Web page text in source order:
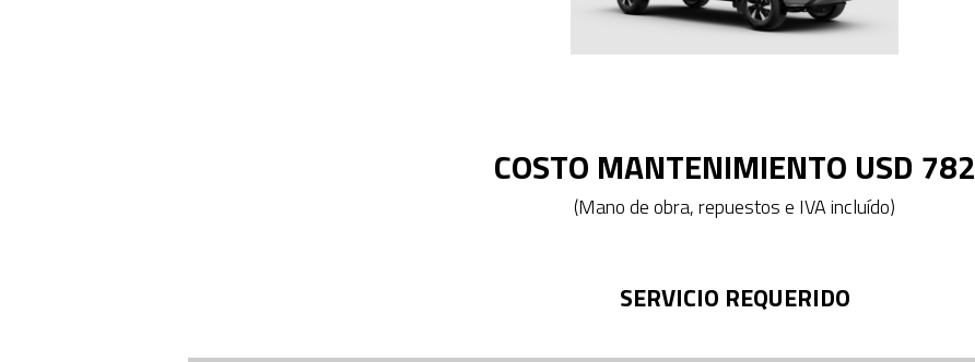
COSTO MANTENIMIENTO USD 782
(Mano de obra, repuestos e IVA incluído)
SERVICIO REQUERIDO